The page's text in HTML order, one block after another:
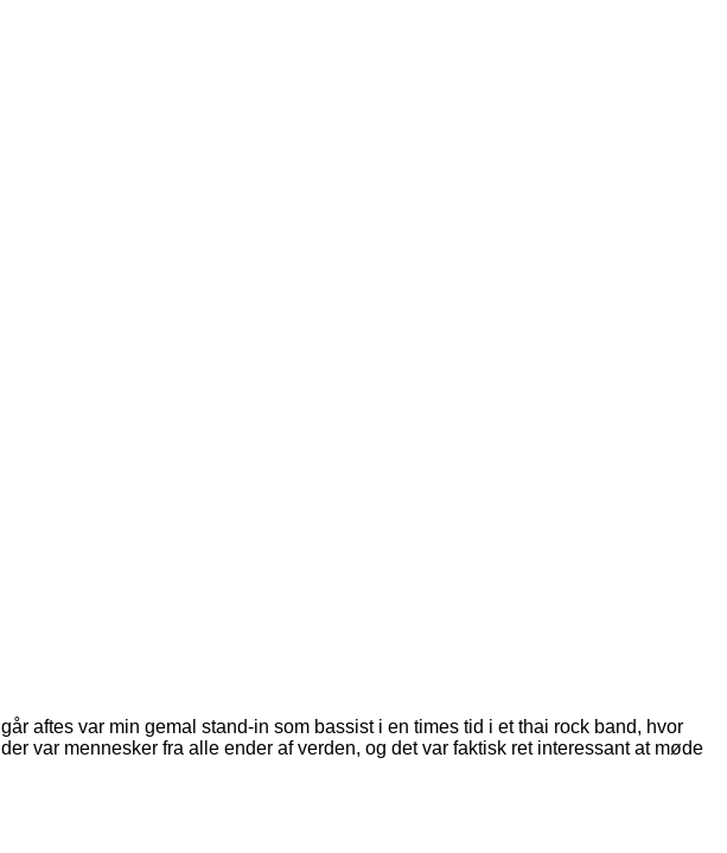
aftes var min gemal stand-in som bassist i en times tid i et thai rock band, hvor
var mennesker fra alle ender af verden, og det var faktisk ret interessant at møde